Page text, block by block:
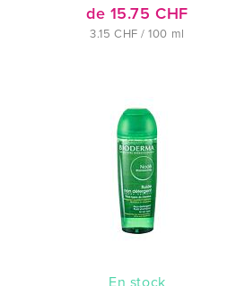
de 15.75 CHF
3.15 CHF / 100 ml
En stock